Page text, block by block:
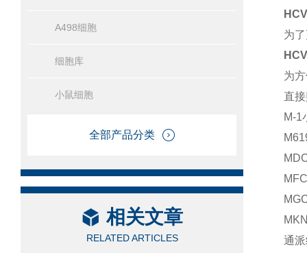
A498细胞
细胞库
小鼠细胞
全部产品分类
相关文章
RELATED ARTICLES
为
为
直
M-1
通